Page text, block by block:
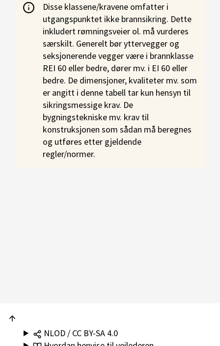
Disse klassene/kravene omfatter i
utgangspunktet ikke brannsikring. Dette
inkludert rømningsveier ol. må vurderes
særskilt. Generelt bør yttervegger og
seksjonerende vegger være i brannklasse
REI 60 eller bedre, dører mv. i EI 60 eller
bedre. De dimensjoner, kvaliteter mv. som
er angitt i denne tabell tar kun hensyn til
sikringsmessige krav. De
bygningstekniske mv. krav til
konstruksjonen som sådan må beregnes
og utføres etter gjeldende
regler/normer.
NLOD / CC BY-SA 4.0